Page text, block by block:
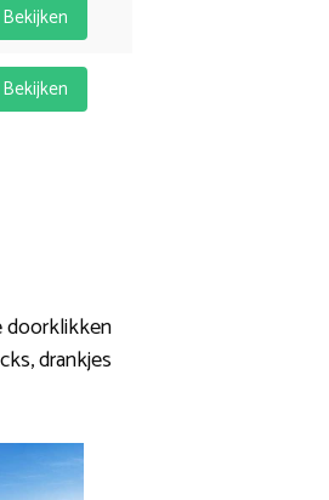
Bekijken
Bekijken
doorklikken
drankjes